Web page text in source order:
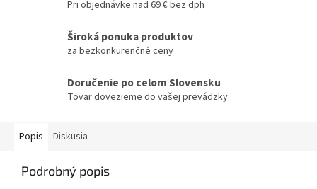
Pri objednávke nad 69 € bez dph
Široká ponuka produktov
za bezkonkurenčné ceny
Doručenie po celom Slovensku
Tovar dovezieme do vašej prevádzky
Popis Diskusia
Podrobný popis